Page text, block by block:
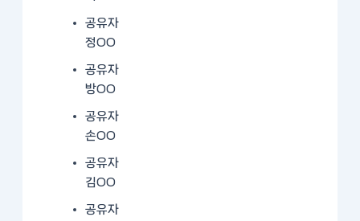
공유자
정OO
공유자
방OO
공유자
손OO
공유자
김OO
공유자